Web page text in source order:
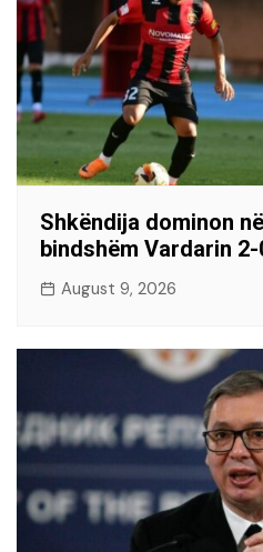
Shkëndija dominon
bindshëm Vardarin 2-
August 9, 2026